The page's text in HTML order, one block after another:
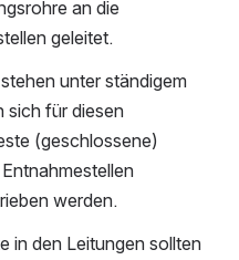
an die
geleitet.
unter ständigem
sich für diesen
(geschlossene)
werden.
in den Leitungen sollten